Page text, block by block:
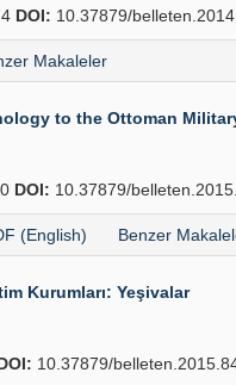
DOI: 10.37879/
Makaleler
to the Ottoman
DOI: 10.37879/
(English) Benzer
Kurumları: Yeşivalar
10.37879/